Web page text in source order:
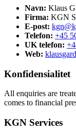
Navn: Klaus
Firma: KGN
E-post:
Telefon: +45
UK telefon:
Web:
Konfidensialitet
All enquiries are
comes to financial
KGN Services